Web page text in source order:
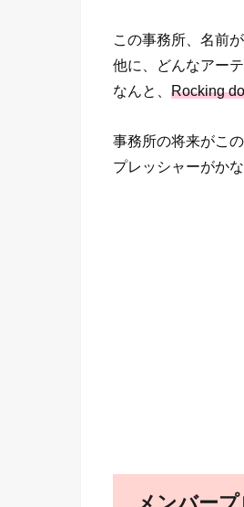
この事務所、名前
他に、どんなアー
なんと、 Rocking
事務所の将来がこ
プレッシャーがか